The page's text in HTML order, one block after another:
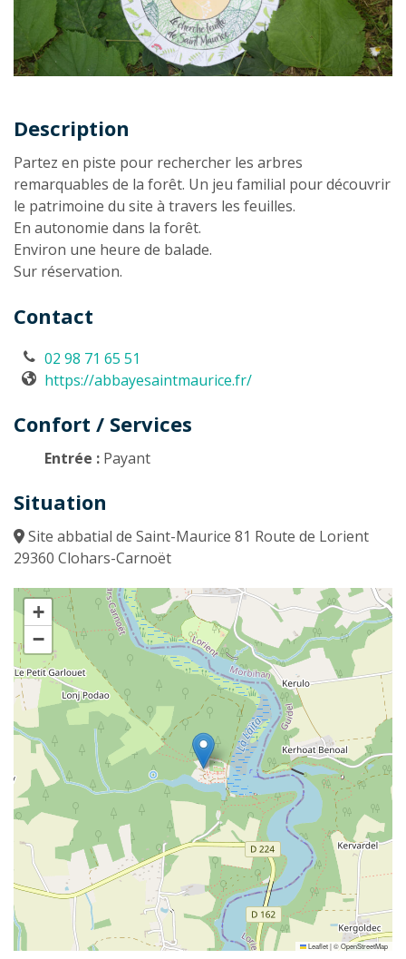
Description
Description
Partez en piste pour rechercher les arbres
remarquables de la forêt. Un jeu familial pour découvrir
le patrimoine du site à travers les feuilles.
En autonomie dans la forêt.
Environ une heure de balade.
Sur réservation.
Contact
02 98 71 65 51
https://abbayesaintmaurice.fr/
Confort / Services
Entrée : Payant
Situation
Site abbatial de Saint-Maurice 81 Route de Lorient
29360 Clohars-Carnoët
+
−
Leaflet|©OpenStreetMap